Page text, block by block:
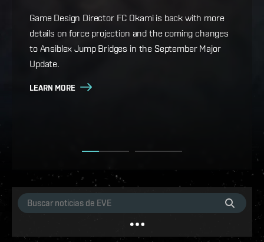
Game Design Director FC Okami is back with more
details on force projection and the coming changes
to Ansiblex Jump Bridges in the September Major
Update.
LEARN MORE
Cradle of War, the new expansion for EVE Online, is
live, bringing Military Campaigns, titles and
achievements, a new starter space for rookie